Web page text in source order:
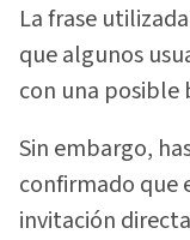
La frase
que algunos
con una posible
Sin embargo,
confirmado que
invitación